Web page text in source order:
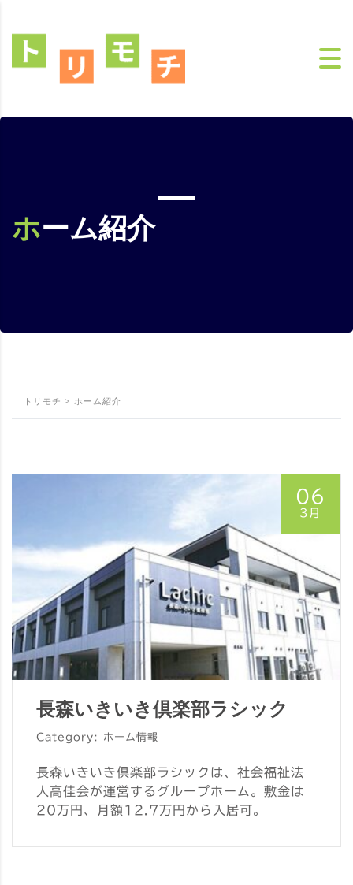
ホーム紹介
トリモチ > ホーム紹介
06
3月
長森いきいき倶楽部ラシック
Category: ホーム情報
長森いきいき倶楽部ラシックは、社会福祉法
人高佳会が運営するグループホーム。敷金は
20万円、月額12.7万円から入居可。